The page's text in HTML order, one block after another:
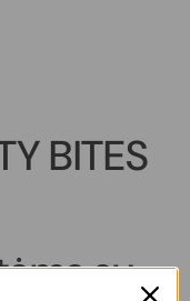
BITES
su